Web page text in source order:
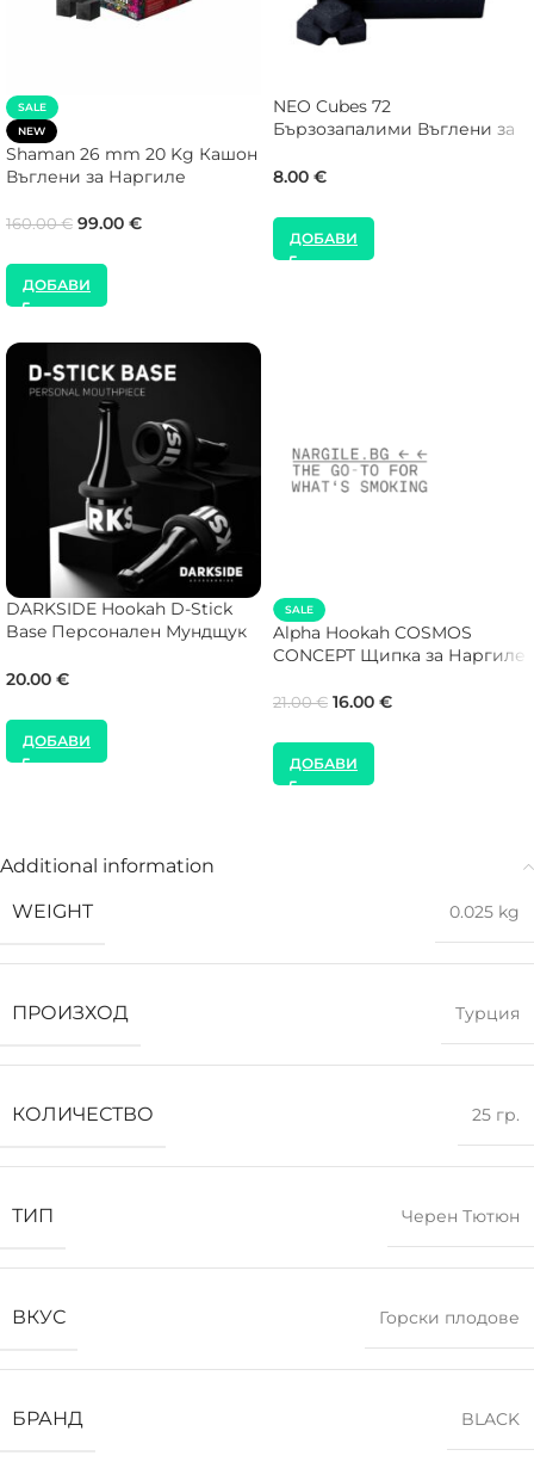
SALE
NEW
Shaman 26 mm 20 Kg Кашон
Въглени за Наргиле
160.00€ 99.00 €
ДОБАВИ
NEO Cubes 72
Бързозапалими Въглени за
8.00 €
ДОБАВИ
DARKSIDE Hookah D-Stick
Base Персонален Мундщук
20.00 €
ДОБАВИ
SALE
Alpha Hookah COSMOS
CONCEPT Щипка за Наргиле
21.00€ 16.00 €
ДОБАВИ
Additional information
WEIGHT
0.025 kg
ПРОИЗХОД Турция
КОЛИЧЕСТВО 25 гр.
ТИП Черен Тютюн
ВКУС Горски плодове
БРАНД BLACK